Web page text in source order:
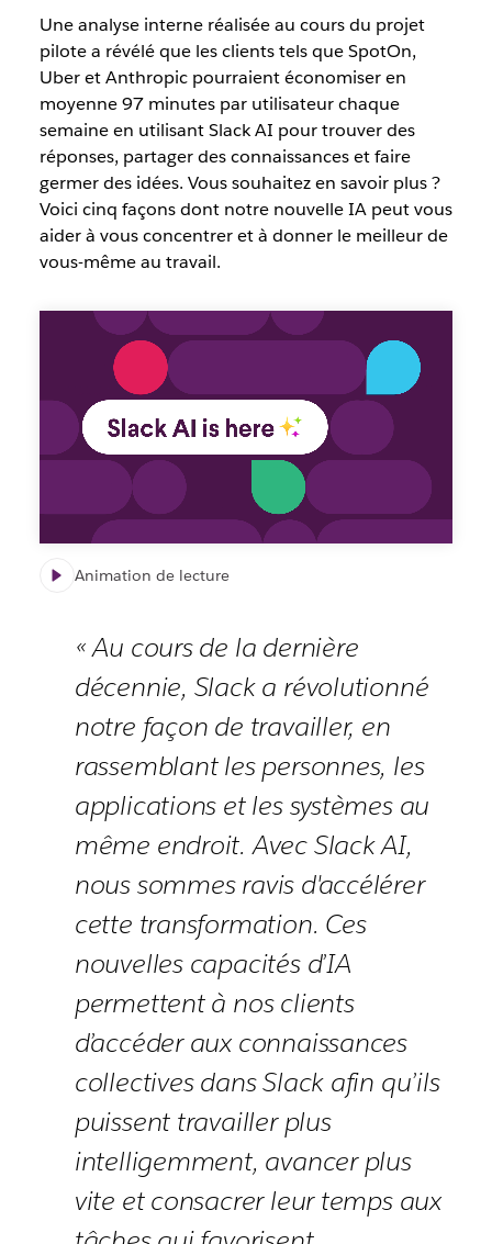
Une analyse interne réalisée au cours du projet
pilote a révélé que lesclients tels queSpotOn,
Uber et Anthropicpourraient économiser en
moyenne 97 minutes par utilisateur chaque
semaine en utilisantSlack AI pourtrouver des
réponses, partager des connaissances et faire
germer des idées. Vous souhaitez en savoir plus ?
Voici cinq façons dont notre nouvelle IA peut vous
aider à vous concentrer et à donner le meilleur de
vous-même au travail.
fonctionnalités
recherche
Animation de lecture
« Au cours de la dernière
décennie, Slack a révolutionné
notre façon de travailler, en
rassemblant les personnes, les
applications et les systèmes au
même endroit. Avec Slack AI,
nous sommes ravis d'accélérer
cette transformation. Ces
nouvelles capacités d’IA
permettent à nos clients
d’accéder aux connaissances
collectives dans Slack afin qu’ils
puissent travailler plus
intelligemment, avancer plus
vite et consacrer leur temps aux